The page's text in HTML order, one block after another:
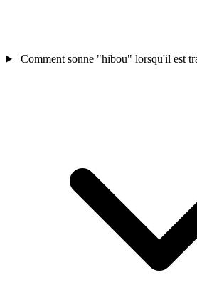
Comment sonne "hibou" lorsqu'il est